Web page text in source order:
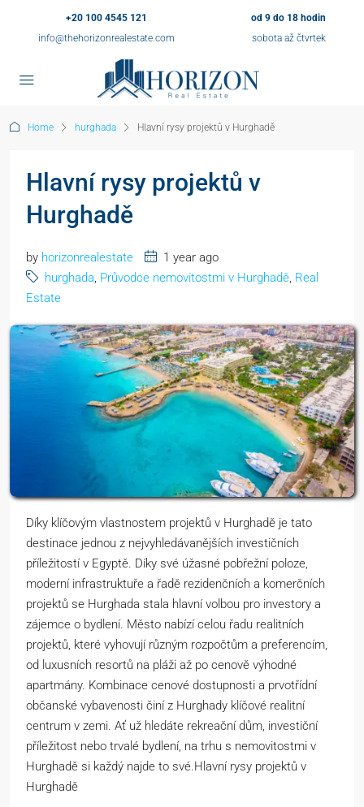
+20 100 4545 121
info@thehorizonrealestate.com
od 9 do 18 hodin
sobota až čtvrtek
Home hurghada Hlavní rysy projektů v Hurghadě
Hlavní rysy projektů v
Hurghadě
by horizonrealestate
1 year ago
hurghada, Průvodce nemovitostmi v Hurghadě, Real
Estate
Díky klíčovým vlastnostem projektů v Hurghadě je tato
destinace jednou z nejvyhledávanějších investičních
příležitostí v Egyptě. Díky své úžasné pobřežní poloze,
moderní infrastruktuře a řadě rezidenčních a komerčních
projektů se Hurghada stala hlavní volbou pro investory a
zájemce o bydlení. Město nabízí celou řadu realitních
projektů, které vyhovují různým rozpočtům a preferencím,
od luxusních resortů na pláži až po cenově výhodné
apartmány. Kombinace cenové dostupnosti a prvotřídní
občanské vybavenosti činí z Hurghady klíčové realitní
centrum v zemi. Ať už hledáte rekreační dům, investiční
příležitost nebo trvalé bydlení, na trhu s nemovitostmi v
Hurghadě si každý najde to své.Hlavní rysy projektů v
Hurghadě